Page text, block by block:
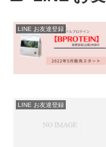
LINE お友達登録
LINE お友達登録